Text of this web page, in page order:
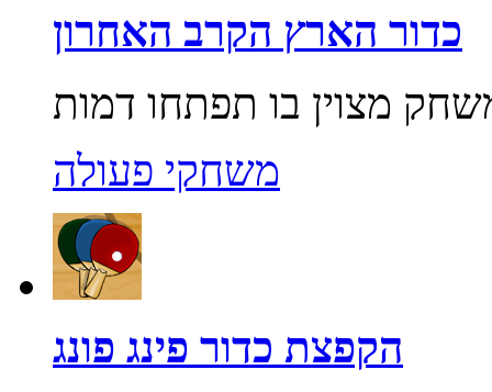
כדור הארץ הקרב האחרון
משחקי פעולה
הקפצת כדור פינג פונג